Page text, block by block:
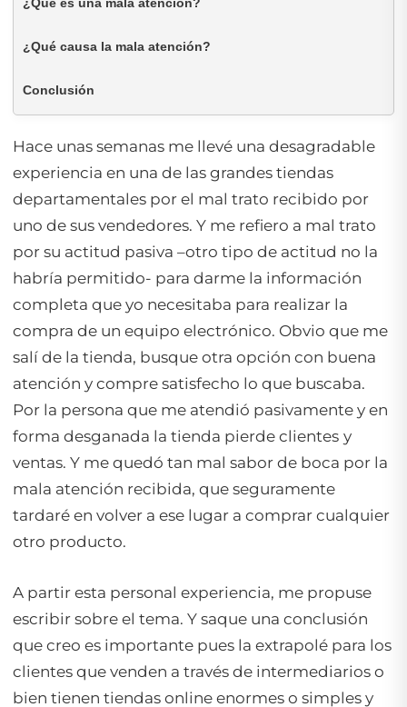
¿Qué causa la mala atención?
Conclusión
Hace unas semanas me llevé una desagradable
experiencia en una de las grandes tiendas
departamentales por el mal trato recibido por
uno de sus vendedores. Y me refiero a mal trato
por su actitud pasiva –otro tipo de actitud no la
habría permitido- para darme la información
completa que yo necesitaba para realizar la
compra de un equipo electrónico. Obvio que me
salí de la tienda, busque otra opción con buena
atención y compre satisfecho lo que buscaba.
Por la persona que me atendió pasivamente y en
forma desganada la tienda pierde clientes y
ventas. Y me quedó tan mal sabor de boca por la
mala atención recibida, que seguramente
tardaré en volver a ese lugar a comprar cualquier
otro producto.
A partir esta personal experiencia, me propuse
escribir sobre el tema. Y saque una conclusión
que creo es importante pues la extrapolé para los
clientes que venden a través de intermediarios o
bien tienen tiendas online enormes o simples y